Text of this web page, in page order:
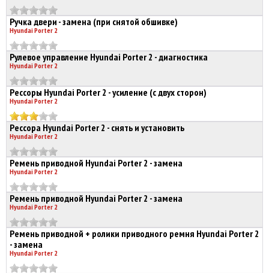
Ручка двери - замена (при снятой обшивке)
Hyundai Porter 2
Рулевое управление Hyundai Porter 2 - диагностика
Hyundai Porter 2
Рессоры Hyundai Porter 2 - усиление (с двух сторон)
Hyundai Porter 2
Рессора Hyundai Porter 2 - снять и установить
Hyundai Porter 2
Ремень приводной Hyundai Porter 2 - замена
Hyundai Porter 2
Ремень приводной Hyundai Porter 2 - замена
Hyundai Porter 2
Ремень приводной + ролики приводного ремня Hyundai Porter 2
- замена
Hyundai Porter 2